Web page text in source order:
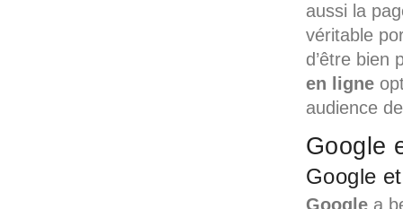
aussi la
véritable
d’être bien
en ligne
audience
Google
Google
Google a